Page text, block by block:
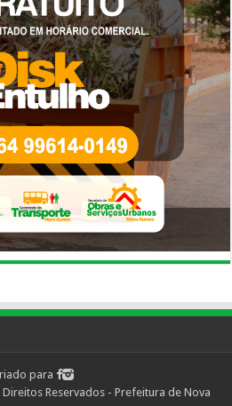
para
Reservados - Prefeitura de Nova